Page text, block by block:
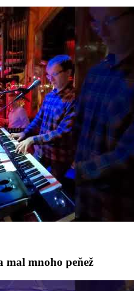
mnoho peňež